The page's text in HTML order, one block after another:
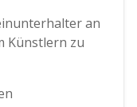
an
Künstlern zu